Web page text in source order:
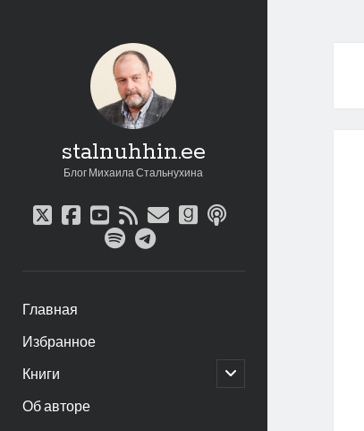
stalnuhhin.ee
Блог Михаила Стальнухина
twitter
facebook
youtube
rssemailgoodreads
podcast
spotifytelegram
Главная
Избранное
Книги
открыть
дочернее
Об авторе